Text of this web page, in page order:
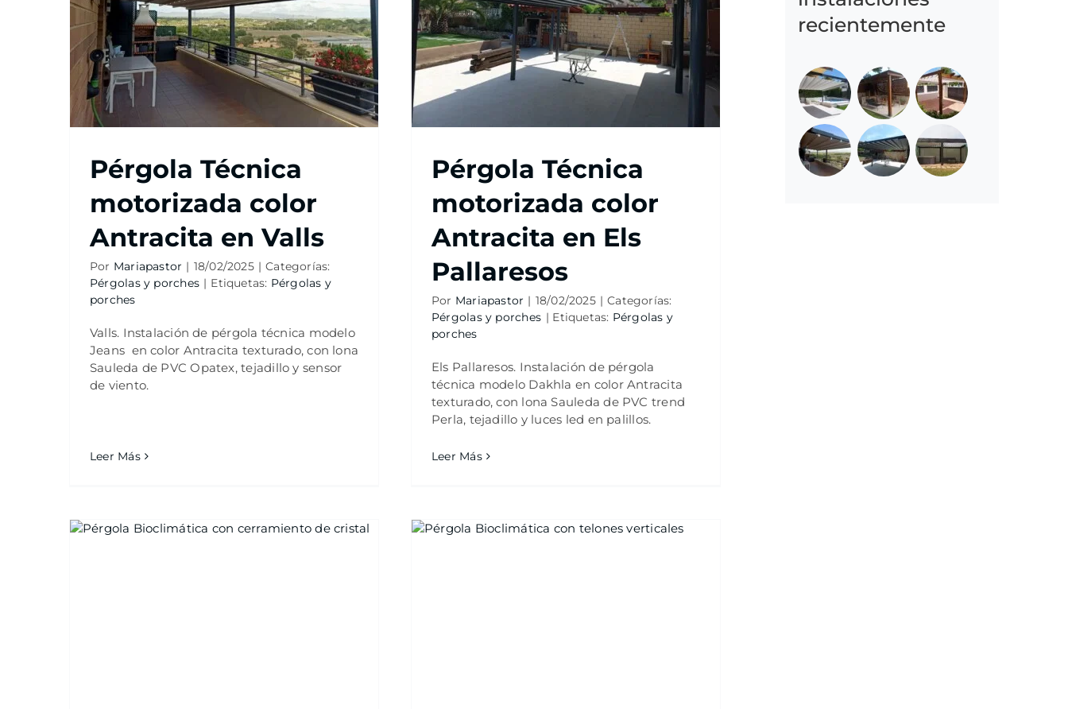
Pérgola Técnica
motorizada color
Antracita en Valls
Por Mariapastor | 18/02/2025 | Categorías:
Pérgolas y porches | Etiquetas: Pérgolas y
porches
Valls. Instalación de pérgola técnica modelo
Jeans en color Antracita texturado, con lona
Sauleda de PVC Opatex, tejadillo y sensor
de viento.
Leer Más
Pérgola Técnica
motorizada color
Antracita en Els
Pallaresos
Por Mariapastor | 18/02/2025 | Categorías:
Pérgolas y porches | Etiquetas: Pérgolas y
porches
Els Pallaresos. Instalación de pérgola
técnica modelo Dakhla en color Antracita
texturado, con lona Sauleda de PVC trend
Perla, tejadillo y luces led en palillos.
Leer Más
recientemente